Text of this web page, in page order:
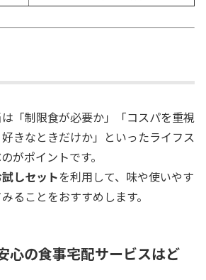
「制限食が必要か」「コスパを重視
きなときだけか」といったライフス
がポイントです。
しセットを利用して、味や使いやす
ることをおすすめします。
心の食事宅配サービスはど